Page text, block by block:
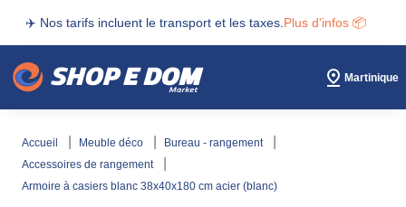
✈️ Nos tarifs incluent le transport et les taxes. Plus d'infos 📦
Martinique
accueil meuble déco
bureau - rangement
accessoires de rangement
armoire à casiers blanc 38x40x180 cm acier (blanc)